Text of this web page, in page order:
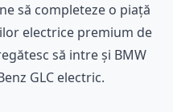
să completeze o piață
electrice premium de
să intre și BMW
GLC electric.